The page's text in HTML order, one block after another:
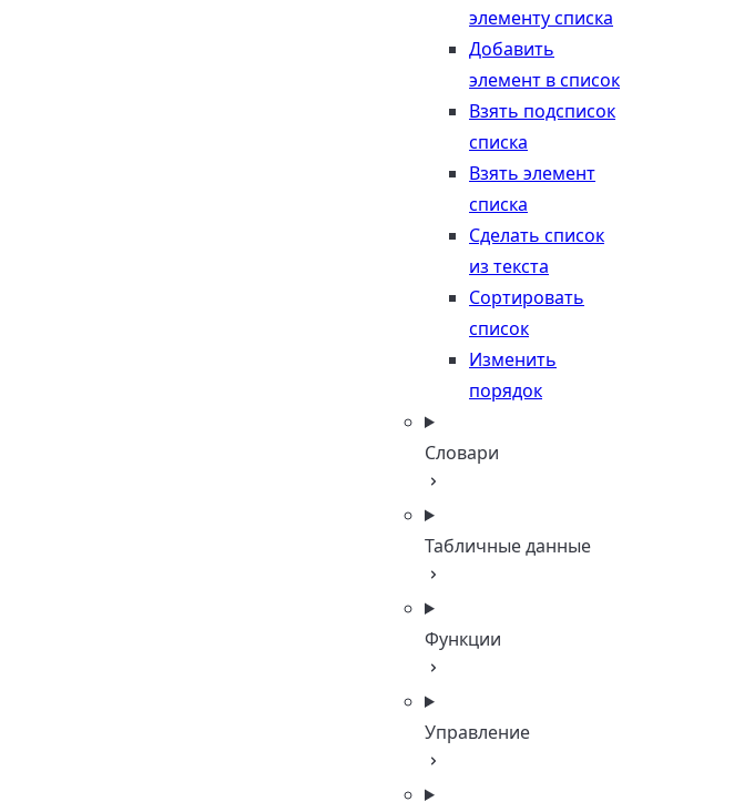
элементу списка
Добавить
элемент в список
Взять подсписок
списка
Взять элемент
списка
Сделать список
из текста
Сортировать
список
Изменить
порядок
Словари
Табличные данные
Функции
Управление